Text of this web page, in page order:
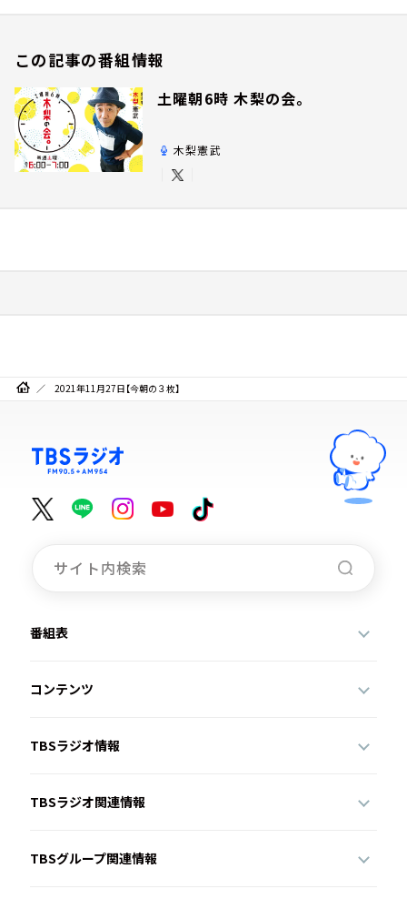
この記事の番組情報
土曜朝6時 木梨の会。
木梨憲武
2021年11月27日【今朝の３枚】
番組表
コンテンツ
TBSラジオ情報
TBSラジオ関連情報
TBSグループ関連情報